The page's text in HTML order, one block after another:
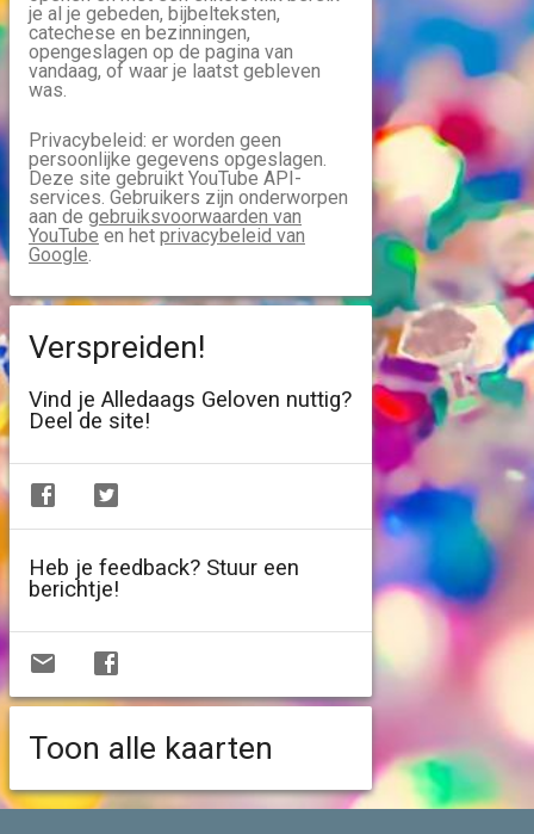
je al je gebeden, bijbelteksten,
catechese en bezinningen,
opengeslagen op de pagina van
vandaag, of waar je laatst gebleven
was.
Privacybeleid: er worden geen
persoonlijke gegevens opgeslagen.
Deze site gebruikt YouTube API-
services. Gebruikers zijn onderworpen
aan de gebruiksvoorwaarden van
YouTube en het privacybeleid van
Google.
Verspreiden!
Vind je Alledaags Geloven nuttig?
Deel de site!
Heb je feedback? Stuur een
berichtje!
Toon alle kaarten